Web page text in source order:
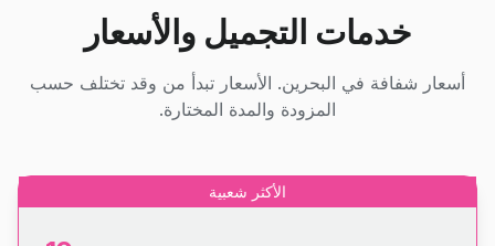
خدمات التجميل والأسعار
أسعار شفافة في البحرين. الأسعار تبدأ من وقد تختلف حسب
المزودة والمدة المختارة.
الأكثر شعبية